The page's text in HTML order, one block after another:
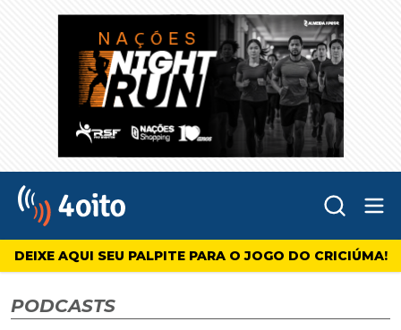
4oito
DEIXE AQUI SEU PALPITE PARA O JOGO DO CRICIÚMA!
PODCASTS